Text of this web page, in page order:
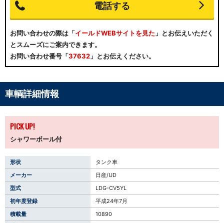
電話する
お問い合わせの際は 「イールドWEBサイトを見た 」とお伝えいただく
とスムーズにご案内できます。
お問い合わせ番号「37632 」とお伝えください。
車輌詳細情報
PICK UP!
シャワーボール付
形状
タンク車
メーカー
日産/UD
型式
LDG-CV5YL
初年度登録
平成24年7月
積載量
10890